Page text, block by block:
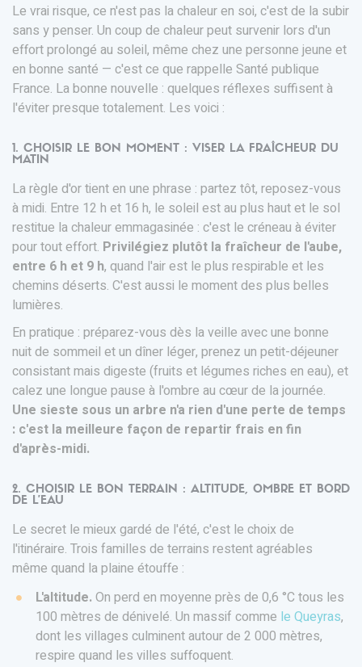
Le vrai risque, ce n'est pas la chaleur en soi, c'est de la subir
sans y penser. Un coup de chaleur peut survenir lors d'un
effort prolongé au soleil, même chez une personne jeune et
en bonne santé — c'est ce que rappelle Santé publique
France. La bonne nouvelle : quelques réflexes suffisent à
l'éviter presque totalement. Les voici :
1. CHOISIR LE BON MOMENT : VISER LA FRAÎCHEUR DU
MATIN
La règle d'or tient en une phrase : partez tôt, reposez-vous
à midi. Entre 12 h et 16 h, le soleil est au plus haut et le sol
restitue la chaleur emmagasinée : c'est le créneau à éviter
pour tout effort. Privilégiez plutôt la fraîcheur de l'aube,
entre 6 h et 9 h, quand l'air est le plus respirable et les
chemins déserts. C'est aussi le moment des plus belles
lumières.
En pratique : préparez-vous dès la veille avec une bonne
nuit de sommeil et un dîner léger, prenez un petit-déjeuner
consistant mais digeste (fruits et légumes riches en eau), et
calez une longue pause à l'ombre au cœur de la journée.
Une sieste sous un arbre n'a rien d'une perte de temps
: c'est la meilleure façon de repartir frais en fin
d'après-midi.
2. CHOISIR LE BON TERRAIN : ALTITUDE, OMBRE ET BORD
DE L'EAU
Le secret le mieux gardé de l'été, c'est le choix de
l'itinéraire. Trois familles de terrains restent agréables
même quand la plaine étouffe :
L'altitude. On perd en moyenne près de 0,6 °C tous les
100 mètres de dénivelé. Un massif comme le Queyras,
dont les villages culminent autour de 2 000 mètres,
respire quand les villes suffoquent.